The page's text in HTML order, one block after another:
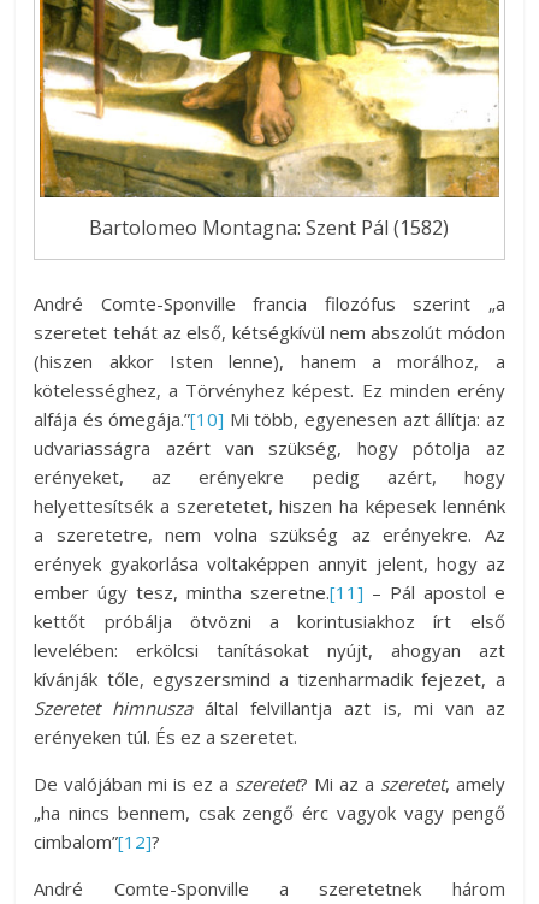
Bartolomeo Montagna: Szent Pál (1582)
André Comte-Sponville francia filozófus szerint „a
szeretet tehát az első, kétségkívül nem abszolút módon
(hiszen akkor Isten lenne), hanem a morálhoz, a
kötelességhez, a Törvényhez képest. Ez minden erény
alfája és ómegája.”[10] Mi több, egyenesen azt állítja: az
udvariasságra azért van szükség, hogy pótolja az
erényeket, az erényekre pedig azért, hogy
helyettesítsék a szeretetet, hiszen ha képesek lennénk
a szeretetre, nem volna szükség az erényekre. Az
erények gyakorlása voltaképpen annyit jelent, hogy az
ember úgy tesz, mintha szeretne.[11] – Pál apostol e
kettőt próbálja ötvözni a korintusiakhoz írt első
levelében: erkölcsi tanításokat nyújt, ahogyan azt
kívánják tőle, egyszersmind a tizenharmadik fejezet, a
Szeretet himnuszaáltal felvillantja azt is, mi van az
erényeken túl. És ez a szeretet.
De valójában mi is ez a szeretet? Mi az a szeretet, amely
„ha nincs bennem, csak zengő érc vagyok vagy pengő
cimbalom”[12]?
André Comte-Sponville a szeretetnek három